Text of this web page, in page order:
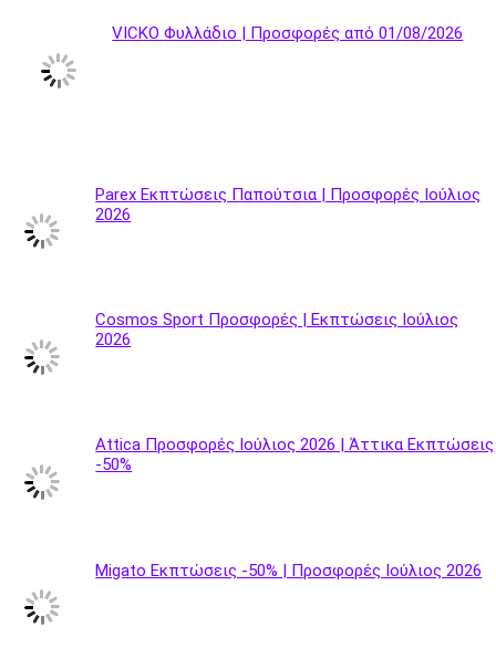
VICKO Φυλλάδιο | Προσφορές από 01/08/2026
Parex Εκπτώσεις Παπούτσια | Προσφορές Ιούλιος
2026
Cosmos Sport Προσφορές | Εκπτώσεις Ιούλιος
2026
Attica Προσφορές Ιούλιος 2026 | Άττικα Εκπτώσεις
-50%
Migato Εκπτώσεις -50% | Προσφορές Ιούλιος 2026